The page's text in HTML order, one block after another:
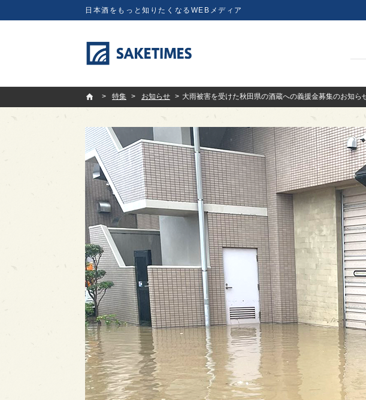
日本酒をもっと知りたくなるWEBメディア
SAKETIMES
特集
お知らせ 大雨被害を受けた秋田県の酒蔵への義援金募集のお知ら